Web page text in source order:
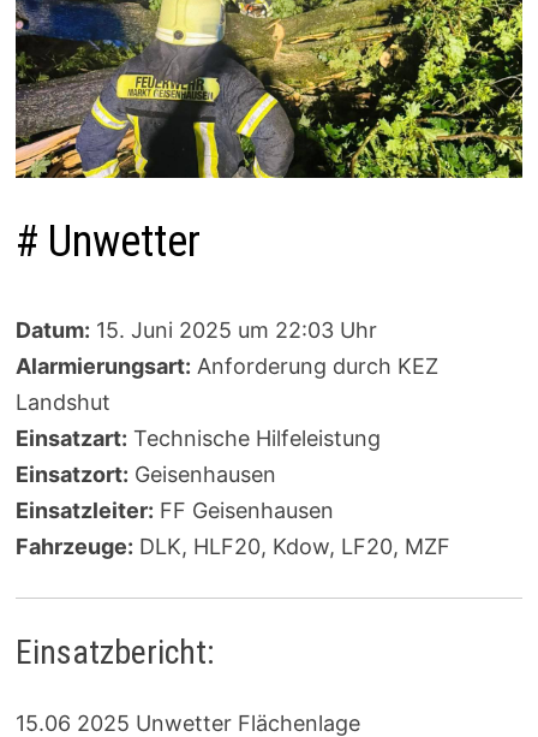
# Unwetter
Datum: 15. Juni 2025 um 22:03 Uhr
Alarmierungsart: Anforderung durch KEZ
Landshut
Einsatzart: Technische Hilfeleistung
Einsatzort: Geisenhausen
Einsatzleiter: FF Geisenhausen
Fahrzeuge: DLK, HLF20, Kdow, LF20, MZF
Einsatzbericht:
15.06 2025 Unwetter Flächenlage